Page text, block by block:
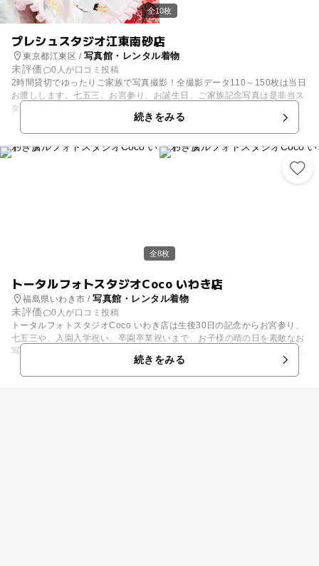
全10枚
プレシュスタジオ江東南砂店
東京都江東区 / 写真館・レンタル着物
未評価
0人が口コミ投稿
2時間貸切でゆったりご家族で写真撮影！全撮影データ110～150枚は当日
お渡しします。七五三、お宮参り、お誕生日、ご家族記念写真は是非当ス
タジオへ！ 外観は普通の一軒家。ドアを開けると、非日常の世界。 一軒
家貸切型こども写真館の「プレシュスタジオ」です！ 2011年10月、ハウ
ススタジオとして東京・自由が丘に第一号店をオープン。現在では、全国
に17店舗を展開しています。 七五三やバースデー撮影などお子様の撮影
を中心に、大切な瞬間を「写真」というカタチでプロデュースし、年間1
0,000組のお客様にご来店いただいております。 特別な日も、何でもない
続きをみる
全8枚
トータルフォトスタジオCoco いわき店
福島県いわき市 /写真館・レンタル着物
未評価
0人が口コミ投稿
トータルフォトスタジオCoco いわき店は生後30日の記念からお宮参り、
七五三や、入園入学祝い、卒園卒業祝いまで、お子様の晴の日を素敵なお
写真をトータルでプロデュースしてサポートいたします！ スタジオCoco
いわき店では、何よりもお子様の体調優先！優しく寄り添う気持で撮影し
ます！ 初めての撮影で緊張してしまうお子様にもプロのカメラマンの楽し
続きをみる